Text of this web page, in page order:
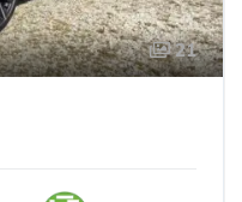
21